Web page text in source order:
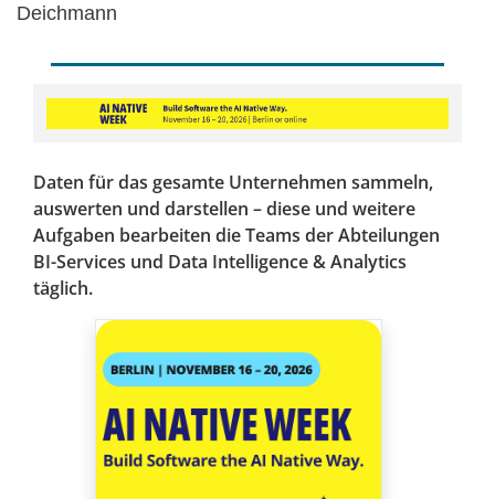
Deichmann
Daten für das gesamte Unternehmen sammeln,
auswerten und darstellen – diese und weitere
Aufgaben bearbeiten die Teams der Abteilungen
BI-Services und Data Intelligence & Analytics
täglich.